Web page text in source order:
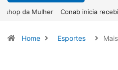
Conab inicia recebimento de
Home Esportes